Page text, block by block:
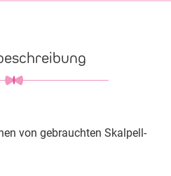
von gebrauchten Skalpell-